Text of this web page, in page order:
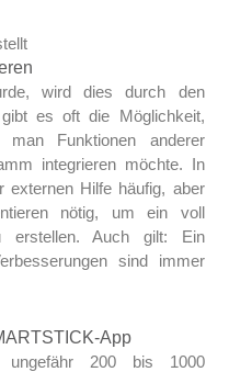
wird dies durch den
es oft die Möglichkeit,
Funktionen anderer
integrieren möchte. In
externen Hilfe häufig, aber
nötig, um ein voll
erstellen. Auch gilt: Ein
sind immer
App
200 bis 1000